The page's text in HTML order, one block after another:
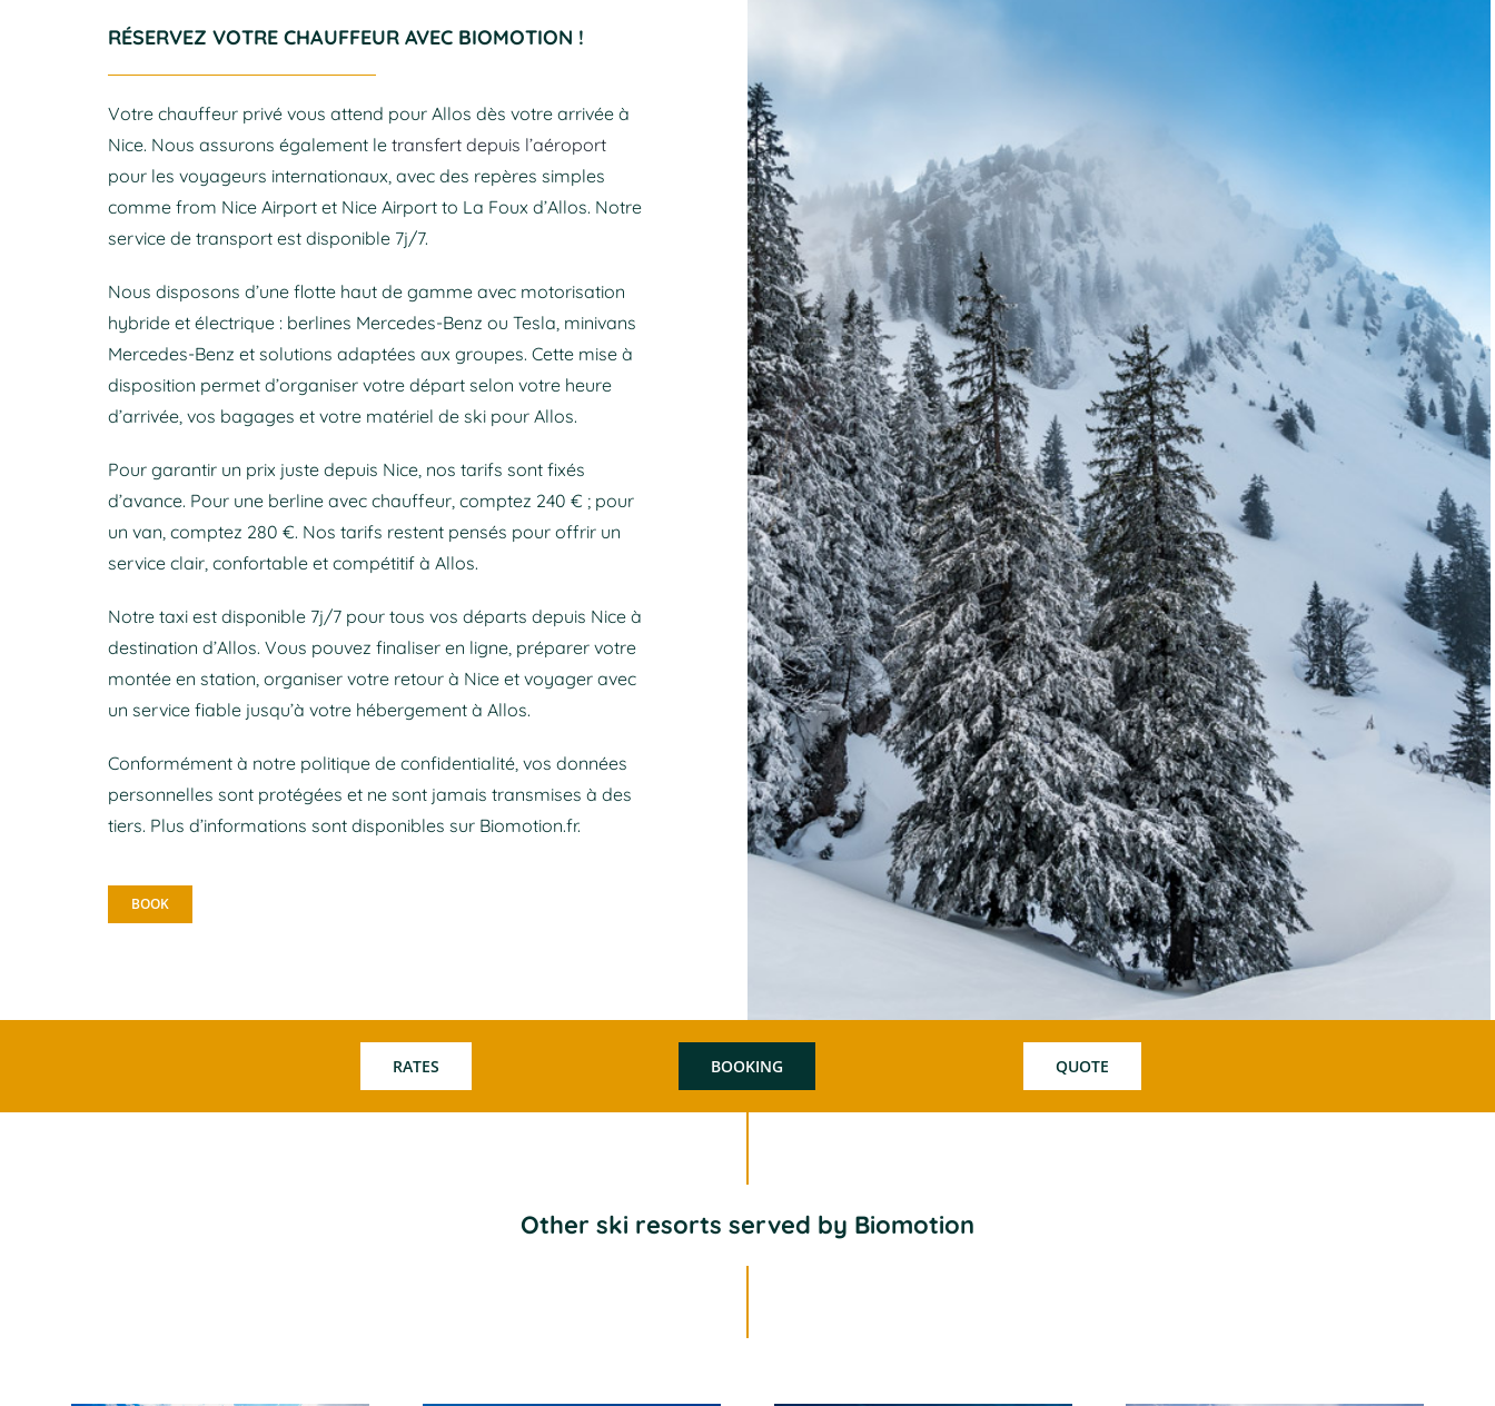
RÉSERVEZ VOTRE CHAUFFEUR AVEC BIOMOTION !
Votre chauffeur privé vous attend pour Allos dès votre arrivée à
Nice. Nous assurons également le transfert depuis l’aéroport
pour les voyageurs internationaux, avec des repères simples
comme from Nice Airport et Nice Airport to La Foux d’Allos. Notre
service de transport est disponible 7j/7.
Nous disposons d’une flotte haut de gamme avec motorisation
hybride et électrique : berlines Mercedes-Benz ou Tesla, minivans
Mercedes-Benz et solutions adaptées aux groupes. Cette mise à
disposition permet d’organiser votre départ selon votre heure
d’arrivée, vos bagages et votre matériel de ski pour Allos.
Pour garantir un prix juste depuis Nice, nos tarifs sont fixés
d’avance. Pour une berline avec chauffeur, comptez 240 € ; pour
un van, comptez 280 €. Nos tarifs restent pensés pour offrir un
service clair, confortable et compétitif à Allos.
Notre taxi est disponible 7j/7 pour tous vos départs depuis Nice à
destination d’Allos. Vous pouvez finaliser en ligne, préparer votre
montée en station, organiser votre retour à Nice et voyager avec
un service fiable jusqu’à votre hébergement à Allos.
Conformément à notre politique de confidentialité, vos données
personnelles sont protégées et ne sont jamais transmises à des
tiers. Plus d’informations sont disponibles sur Biomotion.fr.
BOOK
RATES BOOKING QUOTE
Other ski resorts served by Biomotion